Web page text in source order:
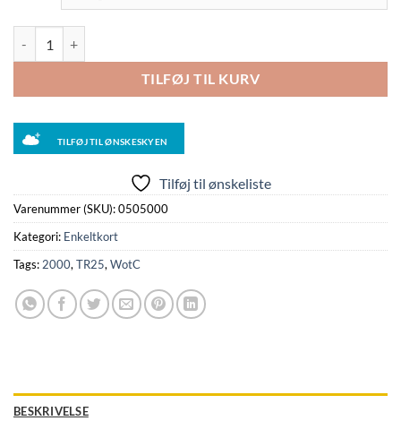
TILFØJ TIL KURV
TILFØJ TIL ØNSKESKYEN
Tilføj til ønskeliste
Varenummer (SKU):0505000
Kategori: Enkeltkort
Tags: 2000, TR25, WotC
BESKRIVELSE